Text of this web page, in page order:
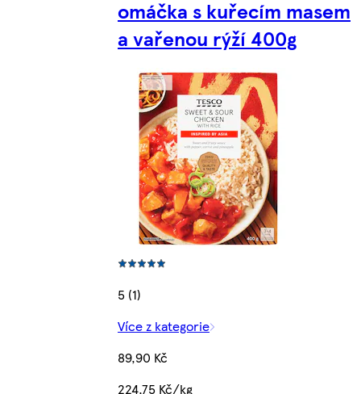
omáčka s kuřecím masem
a vařenou rýží 400g
5 (1)
Více z kategorie
89,90 Kč
224,75 Kč/kg